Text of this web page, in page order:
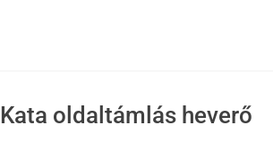
Kata oldaltámlás heverő